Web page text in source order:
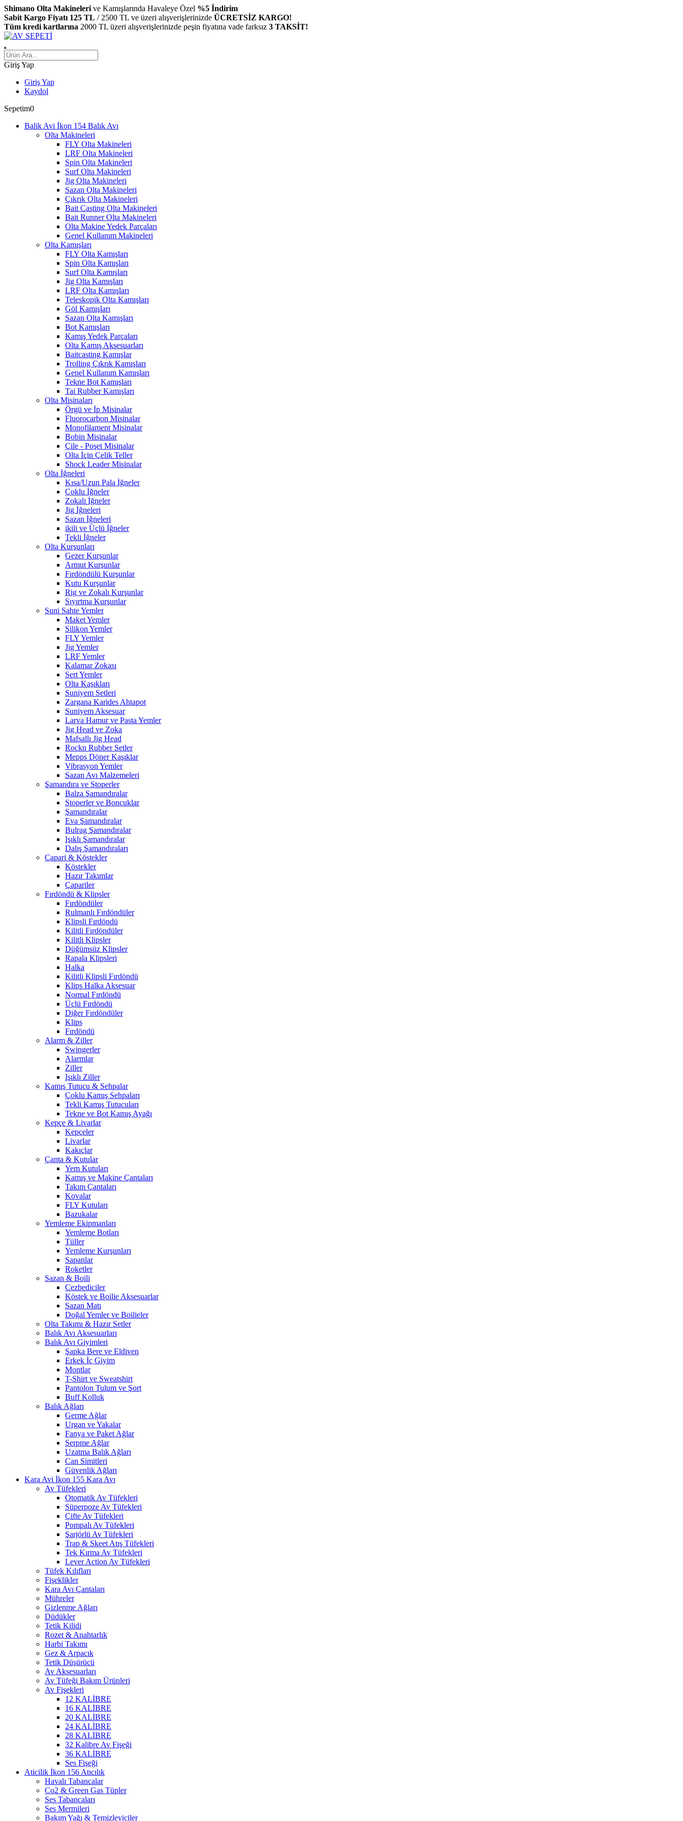
Shimano Olta Makineleri ve Kamışlarında Havaleye Özel %5 İndirim
Sabit Kargo Fiyatı 125 TL / 2500 TL ve üzeri alışverişlerinizde ÜCRETSİZ KARGO!
Tüm kredi kartlarına 2000 TL üzeri alışverişlerinizde peşin fiyatına vade farksız 3 TAKSİT!
Giriş Yap
Giriş Yap
Kaydol
Sepetim0
Balık Avı
Olta Makineleri
FLY Olta Makineleri
LRF Olta Makineleri
Spin Olta Makineleri
Surf Olta Makineleri
Jig Olta Makineleri
Sazan Olta Makineleri
Çıkrık Olta Makineleri
Bait Casting Olta Makineleri
Bait Runner Olta Makineleri
Olta Makine Yedek Parçaları
Genel Kullanım Makineleri
Olta Kamışları
FLY Olta Kamışları
Spin Olta Kamışları
Surf Olta Kamışları
Jig Olta Kamışları
LRF Olta Kamışları
Teleskopik Olta Kamışları
Göl Kamışları
Sazan Olta Kamışları
Bot Kamışları
Kamış Yedek Parçaları
Olta Kamış Aksesuarları
Baitcasting Kamışlar
Trolling Çıkrık Kamışları
Genel Kullanım Kamışları
Tekne Bot Kamışları
Tai Rubber Kamışları
Olta Misinaları
Örgü ve İp Misinalar
Fluorocarbon Misinalar
Monofilament Misinalar
Bobin Misinalar
Çile - Poşet Misinalar
Olta İçin Çelik Teller
Shock Leader Misinalar
Olta İğneleri
Kısa/Uzun Pala İğneler
Çoklu İğneler
Zokalı İğneler
Jig İğneleri
Sazan İğneleri
ikili ve Üçlü İğneler
Tekli İğneler
Olta Kurşunları
Gezer Kurşunlar
Armut Kurşunlar
Fırdöndülü Kurşunlar
Kutu Kurşunlar
Rig ve Zokalı Kurşunlar
Sıyırtma Kurşunlar
Suni Sahte Yemler
Maket Yemler
Silikon Yemler
FLY Yemler
Jig Yemler
LRF Yemler
Kalamar Zokası
Sert Yemler
Olta Kaşıkları
Suniyem Setleri
Zargana Karides Ahtapot
Suniyem Aksesuar
Larva Hamur ve Pasta Yemler
Jig Head ve Zoka
Mafsallı Jig Head
Rockn Rubber Setler
Mepps Döner Kaşıklar
Vibrasyon Yemler
Sazan Avı Malzemeleri
Şamandıra ve Stoperler
Balza Şamandıralar
Stoperler ve Boncuklar
Şamandıralar
Eva Şamandıralar
Bulrag Şamandıralar
Işıklı Şamandıralar
Dalış Şamandıraları
Çapari & Köstekler
Köstekler
Hazır Takımlar
Çapariler
Fırdöndü & Klipsler
Fırdöndüler
Rulmanlı Fırdöndüler
Klipsli Fırdöndü
Kilitli Fırdöndüler
Kilitli Klipsler
Düğümsüz Klipsler
Rapala Klipsleri
Halka
Kilitli Klipsli Fırdöndü
Klips Halka Aksesuar
Normal Fırdöndü
Üçlü Fırdöndü
Diğer Fırdöndüler
Klips
Fırdöndü
Alarm & Ziller
Swingerler
Alarmlar
Ziller
Işıklı Ziller
Kamış Tutucu & Sehpalar
Çoklu Kamış Sehpaları
Tekli Kamış Tutucuları
Tekne ve Bot Kamış Ayağı
Kepçe & Livarlar
Kepçeler
Livarlar
Kakıçlar
Çanta & Kutular
Yem Kutuları
Kamış ve Makine Çantaları
Takım Çantaları
Kovalar
FLY Kutuları
Bazukalar
Yemleme Ekipmanları
Yemleme Botları
Tüller
Yemleme Kurşunları
Sapanlar
Roketler
Sazan & Boili
Cezbediciler
Köstek ve Boilie Aksesuarlar
Sazan Matı
Doğal Yemler ve Boilieler
Olta Takımı & Hazır Setler
Balık Avı Aksesuarları
Balık Avı Giyimleri
Şapka Bere ve Eldiven
Erkek İç Giyim
Montlar
T-Shirt ve Sweatshirt
Pantolon Tulum ve Şort
Buff Kolluk
Balık Ağları
Germe Ağlar
Urgan ve Yakalar
Fanya ve Paket Ağlar
Serpme Ağlar
Uzatma Balık Ağları
Can Simitleri
Güvenlik Ağları
Kara Avı
Av Tüfekleri
Otomatik Av Tüfekleri
Süperpoze Av Tüfekleri
Çifte Av Tüfekleri
Pompalı Av Tüfekleri
Şarjörlü Av Tüfekleri
Trap & Skeet Atış Tüfekleri
Tek Kırma Av Tüfekleri
Lever Action Av Tüfekleri
Tüfek Kılıfları
Fişeklikler
Kara Avı Çantaları
Mühreler
Gizlenme Ağları
Düdükler
Tetik Kilidi
Rozet & Anahtarlık
Harbi Takımı
Gez & Arpacık
Tetik Düşürücü
Av Aksesuarları
Av Tüfeği Bakım Ürünleri
Av Fişekleri
12 KALİBRE
16 KALİBRE
20 KALİBRE
24 KALİBRE
28 KALİBRE
32 Kalibre Av Fişeği
36 KALİBRE
Ses Fişeği
Atıcılık
Havalı Tabancalar
Co2 & Green Gas Tüpler
Ses Tabancaları
Ses Mermileri
Bakım Yağı & Temizleyiciler